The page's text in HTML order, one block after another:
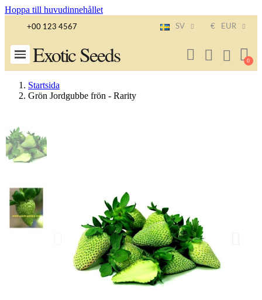
Hoppa till huvudinnehållet
+00 123 4567 SV € EUR
Exotic Seeds
Startsida
Grön Jordgubbe frön - Rarity